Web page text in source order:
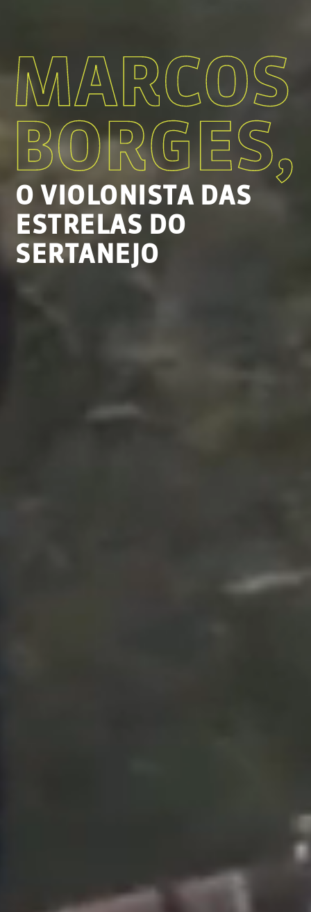
O VIOLONISTA DAS
ESTRELAS DO
SERTANEJO